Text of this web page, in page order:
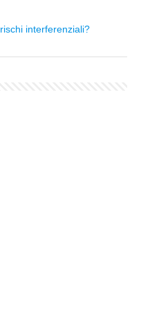
interferenziali?